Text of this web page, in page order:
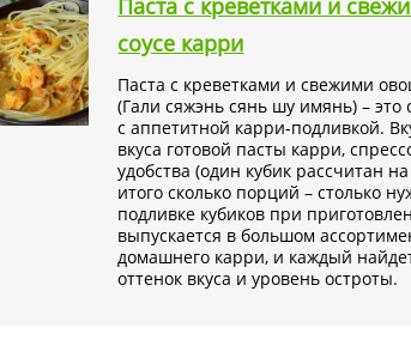
соусе карри
Паста с креветками и свежими
(Гали сяжэнь сянь шу имянь) –
с аппетитной карри-подливкой.
вкуса готовой пасты карри,
удобства (один кубик рассчитан
итого сколько порций – столько
подливке кубиков при
выпускается в большом
домашнего карри, и каждый
оттенок вкуса и уровень остроты.